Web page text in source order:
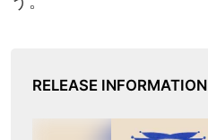
RELEASE INFORMATION